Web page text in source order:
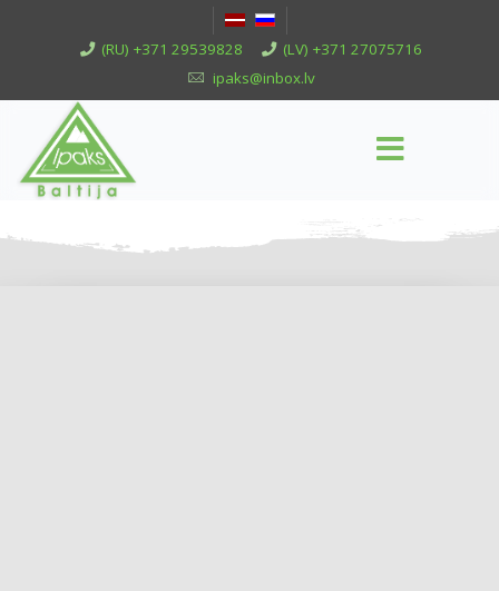
(RU) +371 29539828
(LV) +371 27075716
ipaks@inbox.lv